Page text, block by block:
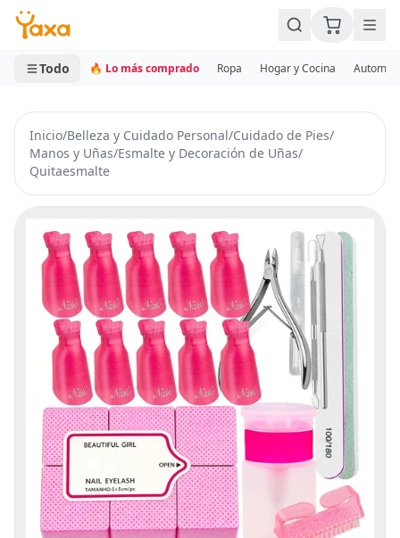
MINI CARRITO
0 productos
Todo 🔥 Lo más comprado Ropa Hogar y Cocina
Inicio/Belleza y Cuidado Personal/Cuidado de Pies/
Manos y Uñas/Esmalte y Decoración de Uñas/
Quitaesmalte